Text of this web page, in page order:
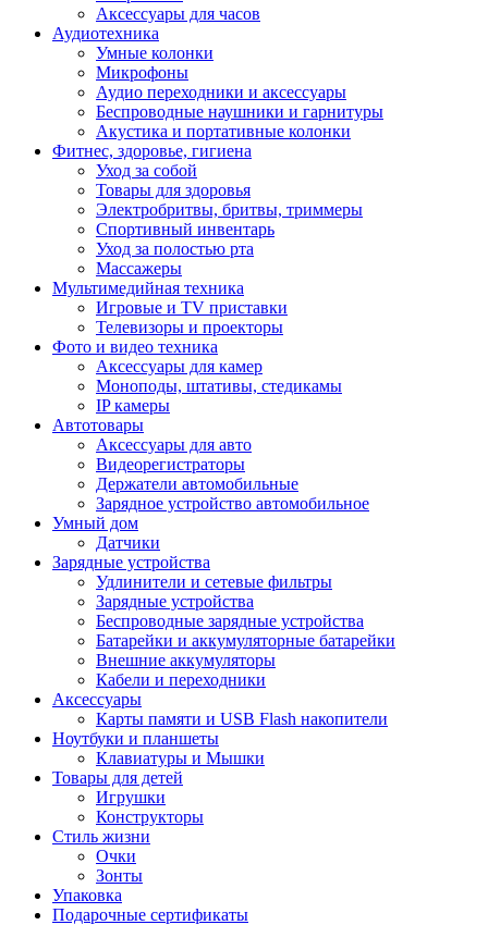
Аксессуары для часов
Аудиотехника
Умные колонки
Микрофоны
Аудио переходники и аксессуары
Беспроводные наушники и гарнитуры
Акустика и портативные колонки
Фитнес, здоровье, гигиена
Уход за собой
Товары для здоровья
Электробритвы, бритвы, триммеры
Спортивный инвентарь
Уход за полостью рта
Массажеры
Мультимедийная техника
Игровые и TV приставки
Телевизоры и проекторы
Фото и видео техника
Аксессуары для камер
Моноподы, штативы, стедикамы
IP камеры
Автотовары
Аксессуары для авто
Видеорегистраторы
Держатели автомобильные
Зарядное устройство автомобильное
Умный дом
Датчики
Зарядные устройства
Удлинители и сетевые фильтры
Зарядные устройства
Беспроводные зарядные устройства
Батарейки и аккумуляторные батарейки
Внешние аккумуляторы
Кабели и переходники
Аксессуары
Карты памяти и USB Flash накопители
Ноутбуки и планшеты
Клавиатуры и Мышки
Товары для детей
Игрушки
Конструкторы
Стиль жизни
Очки
Зонты
Упаковка
Подарочные сертификаты